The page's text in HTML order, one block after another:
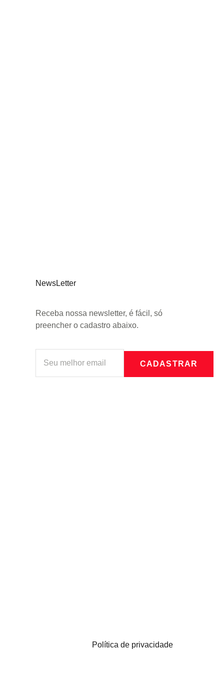
NewsLetter
Receba nossa newsletter, é fácil, só
preencher o cadastro abaixo.
CADASTRAR
Política de privacidade